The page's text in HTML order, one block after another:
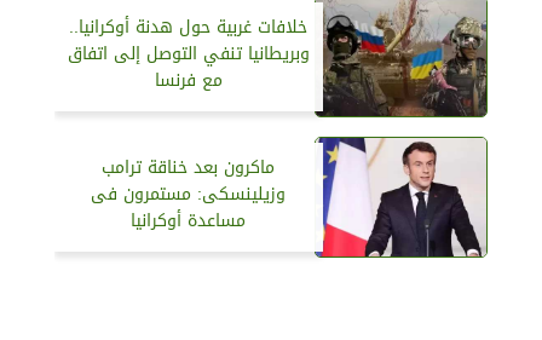
خلافات غربية حول هدنة أوكرانيا..
وبريطانيا تنفي التوصل إلى اتفاق
مع فرنسا
ماكرون بعد خناقة ترامب
وزيلينسكى: مستمرون فى
مساعدة أوكرانيا